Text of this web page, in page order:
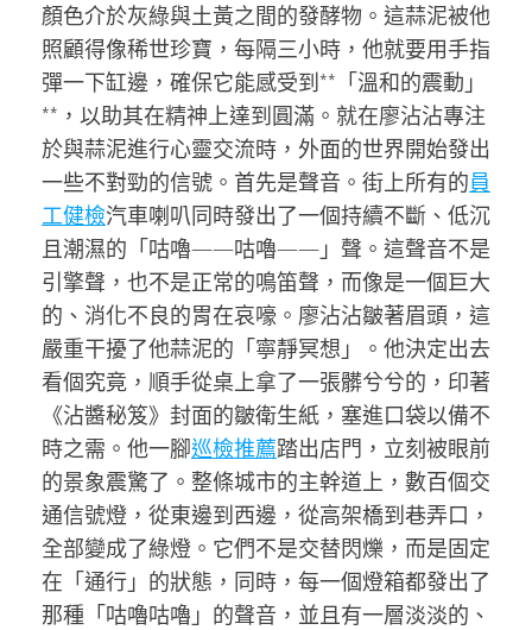
顏色介於灰綠與土黃之間的發酵物。這蒜泥被他
照顧得像稀世珍寶，每隔三小時，他就要用手指
彈一下缸邊，確保它能感受到**「溫和的震動」
**，以助其在精神上達到圓滿。就在廖沾沾專注
於與蒜泥進行心靈交流時，外面的世界開始發出
一些不對勁的信號。首先是聲音。街上所有的員
工健檢汽車喇叭同時發出了一個持續不斷、低沉
且潮濕的「咕嚕——咕嚕——」聲。這聲音不是
引擎聲，也不是正常的鳴笛聲，而像是一個巨大
的、消化不良的胃在哀嚎。廖沾沾皺著眉頭，這
嚴重干擾了他蒜泥的「寧靜冥想」。他決定出去
看個究竟，順手從桌上拿了一張髒兮兮的，印著
《沾醬秘笈》封面的皺衛生紙，塞進口袋以備不
時之需。他一腳巡檢推薦踏出店門，立刻被眼前
的景象震驚了。整條城市的主幹道上，數百個交
通信號燈，從東邊到西邊，從高架橋到巷弄口，
全部變成了綠燈。它們不是交替閃爍，而是固定
在「通行」的狀態，同時，每一個燈箱都發出了
那種「咕嚕咕嚕」的聲音，並且有一層淡淡的、